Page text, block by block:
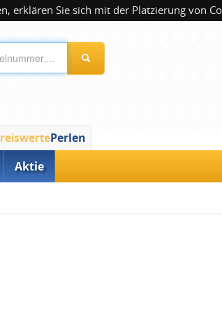
erklären Sie sich mit der Platzierung von
Perlen
Aktie